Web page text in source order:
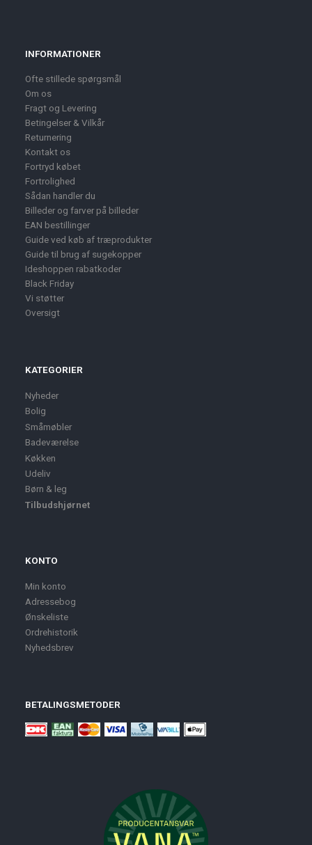
INFORMATIONER
Ofte stillede spørgsmål
Om os
Fragt og Levering
Betingelser & Vilkår
Returnering
Kontakt os
Fortryd købet
Fortrolighed
Sådan handler du
Billeder og farver på billeder
EAN bestillinger
Guide ved køb af træprodukter
Guide til brug af sugekopper
Ideshoppen rabatkoder
Black Friday
Vi støtter
Oversigt
KATEGORIER
Nyheder
Bolig
Småmøbler
Badeværelse
Køkken
Udeliv
Børn & leg
Tilbudshjørnet
KONTO
Min konto
Adressebog
Ønskeliste
Ordrehistorik
Nyhedsbrev
BETALINGSMETODER